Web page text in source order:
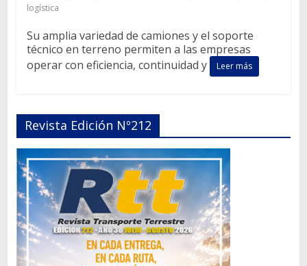
logística
Su amplia variedad de camiones y el soporte
técnico en terreno permiten a las empresas
operar con eficiencia, continuidad y
Leer más
Revista Edición Nº212